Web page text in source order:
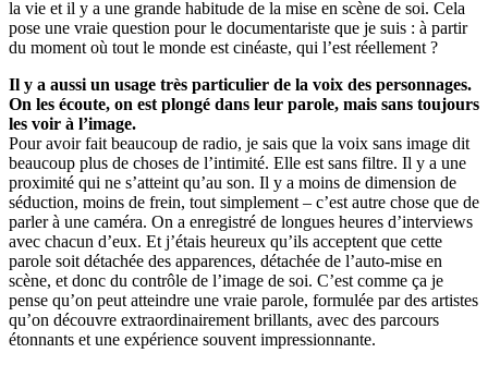
la vie et il y a une grande habitude de la mise en scène de soi. Cela
pose une vraie question pour le documentariste que je suis : à partir
du moment où tout le monde est cinéaste, qui l’est réellement ?
Il y a aussi un usage très particulier de la voix des personnages.
On les écoute, on est plongé dans leur parole, mais sans toujours
les voir à l’image.
Pour avoir fait beaucoup de radio, je sais que la voix sans image dit
beaucoup plus de choses de l’intimité. Elle est sans filtre. Il y a une
proximité qui ne s’atteint qu’au son. Il y a moins de dimension de
séduction, moins de frein, tout simplement – c’est autre chose que de
parler à une caméra. On a enregistré de longues heures d’interviews
avec chacun d’eux. Et j’étais heureux qu’ils acceptent que cette
parole soit détachée des apparences, détachée de l’auto-mise en
scène, et donc du contrôle de l’image de soi. C’est comme ça je
pense qu’on peut atteindre une vraie parole, formulée par des artistes
qu’on découvre extraordinairement brillants, avec des parcours
étonnants et une expérience souvent impressionnante.